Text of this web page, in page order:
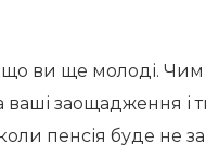
ви ще молоді.
ваші заощадження і
пенсія буде не